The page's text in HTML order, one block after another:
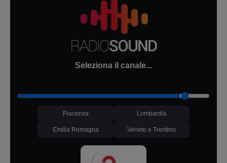
Seleziona il canale...
Piacenza Lombardia
Emilia Romagna Veneto e Trentino